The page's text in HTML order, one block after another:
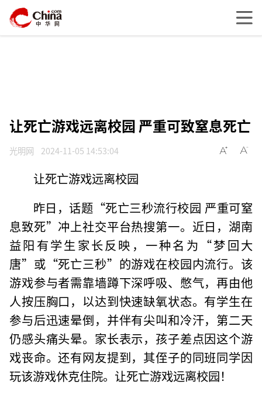
让死亡游戏远离校园 严重可致窒息死亡
光明网 2024-11-05 14:53:04
让死亡游戏远离校园
昨日，话题“死亡三秒流行校园 严重可窒
息致死”冲上社交平台热搜第一。近日，湖南
益阳有学生家长反映，一种名为“梦回大
唐”或“死亡三秒”的游戏在校园内流行。该
游戏参与者需靠墙蹲下深呼吸、憋气，再由他
人按压胸口，以达到快速缺氧状态。有学生在
参与后迅速晕倒，并伴有尖叫和冷汗，第二天
仍感头痛头晕。家长表示，孩子差点因这个游
戏丧命。还有网友提到，其侄子的同班同学因
玩该游戏休克住院。让死亡游戏远离校园！